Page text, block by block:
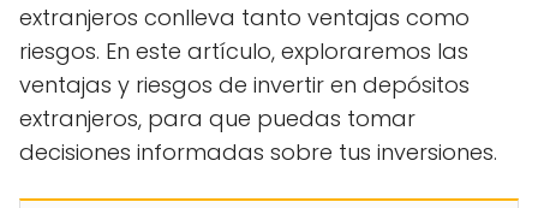
extranjeros conlleva tanto ventajas como
riesgos. En este artículo, exploraremos las
ventajas y riesgos de invertir en depósitos
extranjeros, para que puedas tomar
decisiones informadas sobre tus inversiones.